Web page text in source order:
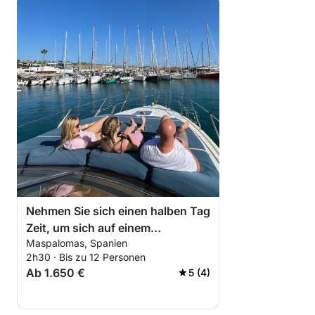
- Genießen Sie den Panoramablick auf die Küste.
🍴 Kulinarische Erlebnisse an Bord
Das Erlebnis wird durch ein sorgfältig ausgewähltes
kulinarisches Angebot abgerundet:
Halbtagescharter:
- Auswahl an Vorspeisen:
Iberische Wurstwaren
Räucherkäse
Sardellen mit Kirschtomaten und Vinaigrette
Seetangsalat
Nachos mit Guacamole
Nehmen Sie sich einen halben Tag
Zeit, um sich auf einem
Motorboot in Maspalomas zu
entspannen.
Maspalomas, Spanien
2h30 · Bis zu 12 Personen
Ab 1.650 € 5 (4)